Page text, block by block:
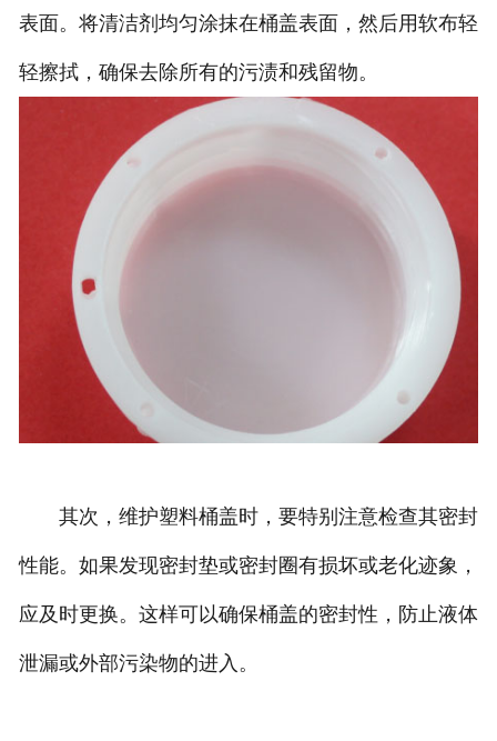
表面。将清洁剂均匀涂抹在桶盖表面，然后用软布轻
轻擦拭，确保去除所有的污渍和残留物。
其次，维护塑料桶盖时，要特别注意检查其密封
性能。如果发现密封垫或密封圈有损坏或老化迹象，
应及时更换。这样可以确保桶盖的密封性，防止液体
泄漏或外部污染物的进入。